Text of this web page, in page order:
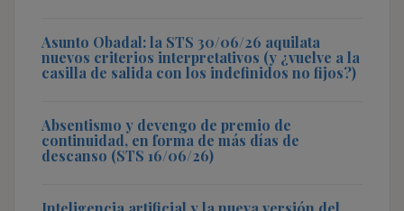
Asunto Obadal: la STS 30/06/26 aquilata
nuevos criterios interpretativos (y ¿vuelve a la
casilla de salida con los indefinidos no fijos?)
Absentismo y devengo de premio de
continuidad, en forma de más días de
descanso (STS 16/06/26)